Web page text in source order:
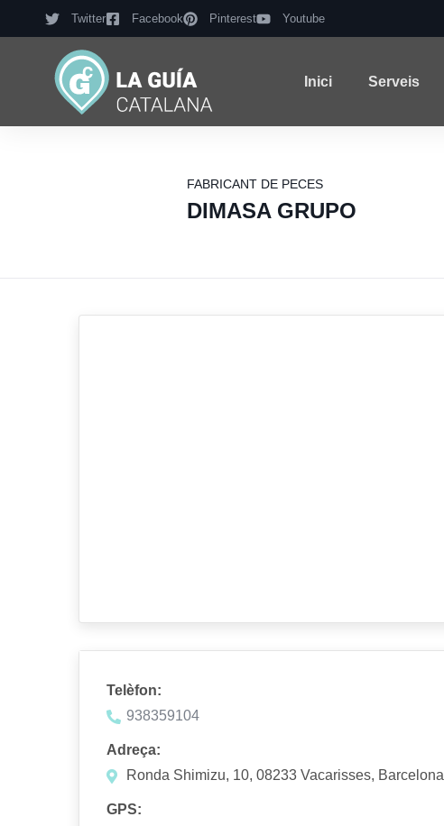
Twitter Facebook Pinterest Youtube
Inici Serveis
FABRICANT DE PECES
DIMASA GRUPO
Telèfon:
938359104
Adreça:
Ronda Shimizu, 10, 08233 Vacarisses, Barcelona
GPS: